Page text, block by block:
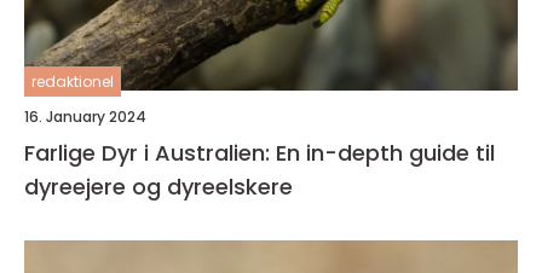
redaktionel
16. January 2024
Farlige Dyr i Australien: En in-depth guide til
dyreejere og dyreelskere